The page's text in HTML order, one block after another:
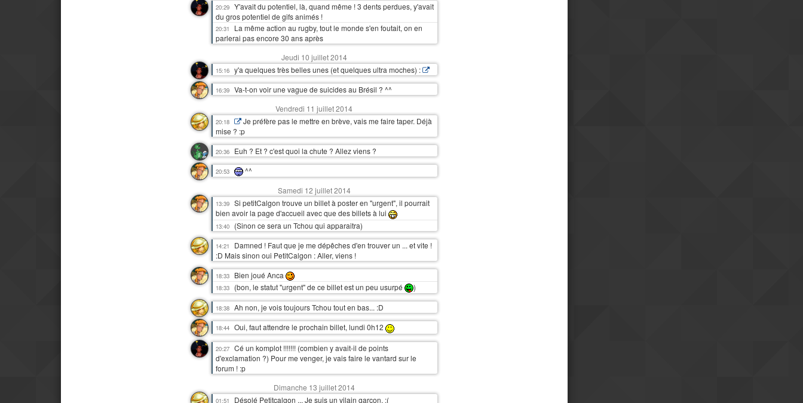
20:29 Y'avait du potentiel, là, quand même ! 3 dents perdues, y'avait
du gros potentiel de gifs animés !
20:31
La même action au rugby, tout le monde s'en foutait, on en
parlerai pas encore 30 ans après
Jeudi 10 juillet 2014
15:16 y'a quelques très belles unes (et quelques ultra moches) :
16:39 Va-t-on voir une vague de suicides au Brésil ? ^^
Vendredi 11 juillet 2014
20:18
Je préfère pas le mettre en brève, vais me faire taper. Déjà
mise ? :p
20:36 Euh ? Et ? c'est quoi la chute ? Allez viens ?
20:53
^^
Samedi 12 juillet 2014
13:39 Si petitCalgon trouve un billet à poster en "urgent", il pourrait
bien avoir la page d'accueil avec que des billets à lui
13:40 (Sinon ce sera un Tchou qui apparaitra)
14:21
Damned ! Faut que je me dépêches d'en trouver un ... et vite !
:D Mais sinon oui PetitCalgon : Aller, viens !
18:33 Bien joué Anca
18:33 (bon, le statut "urgent" de ce billet est un peu usurpé )
18:38 Ah non, je vois toujours Tchou tout en bas... :D
18:44 Oui, faut attendre le prochain billet, lundi 0h12
20:27 Cé un komplot !!!!!!! (combien y avait-il de points
d'exclamation ?) Pour me venger, je vais faire le vantard sur le
forum ! :p
Dimanche 13 juillet 2014
01:51 Désolé Petitcalgon ... Je suis un vilain garçon. :(